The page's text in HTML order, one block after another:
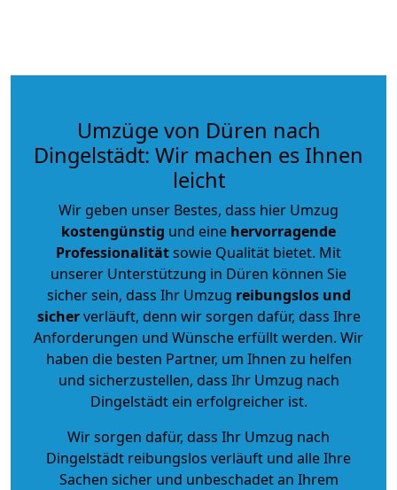
Umzüge von Düren nach
Dingelstädt: Wir machen es Ihnen
leicht
Wir geben unser Bestes, dass hier Umzug
kostengünstig und eine hervorragende
Professionalitätsowie Qualität bietet. Mit
unserer Unterstützung in Düren können Sie
sicher sein, dass Ihr Umzug reibungslos und
sicherverläuft, denn wir sorgen dafür, dass Ihre
Anforderungen und Wünsche erfüllt werden. Wir
haben die besten Partner, um Ihnen zu helfen
und sicherzustellen, dass Ihr Umzug nach
Dingelstädt ein erfolgreicher ist.
Wir sorgen dafür, dass Ihr Umzug nach
Dingelstädt reibungslos verläuft und alle Ihre
Sachen sicher und unbeschadet an Ihrem